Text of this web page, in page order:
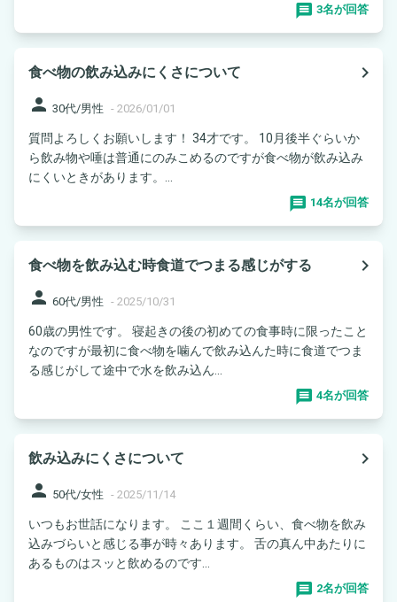
3名が回答
食べ物の飲み込みにくさについて
navigate_next
person 30代/男性 - 2026/01/01
質問よろしくお願いします！ 34才です。 10月後半ぐらいか
ら飲み物や唾は普通にのみこめるのですが食べ物が飲み込み
にくいときがあります。...
14名が回答
食べ物を飲み込む時食道でつまる感じがする
navigate_next
person 60代/男性 - 2025/10/31
60歳の男性です。 寝起きの後の初めての食事時に限ったこと
なのですが最初に食べ物を噛んで飲み込んた時に食道でつま
る感じがして途中で水を飲み込ん...
4名が回答
飲み込みにくさについて
navigate_next
person 50代/女性 - 2025/11/14
いつもお世話になります。 ここ１週間くらい、食べ物を飲み
込みづらいと感じる事が時々あります。 舌の真ん中あたりに
あるものはスッと飲めるのです...
2名が回答